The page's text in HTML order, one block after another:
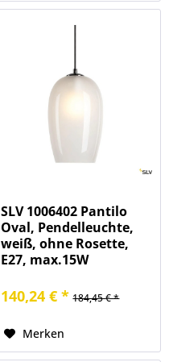
SLV 1006402 Pantilo
Oval, Pendelleuchte,
weiß, ohne Rosette,
E27, max.15W
140,24 € * 184,45 € *
Merken